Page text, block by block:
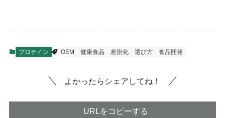
プロテイン OEM 健康食品 差別化 選び方 食品開発
よかったらシェアしてね！
URLをコピーする